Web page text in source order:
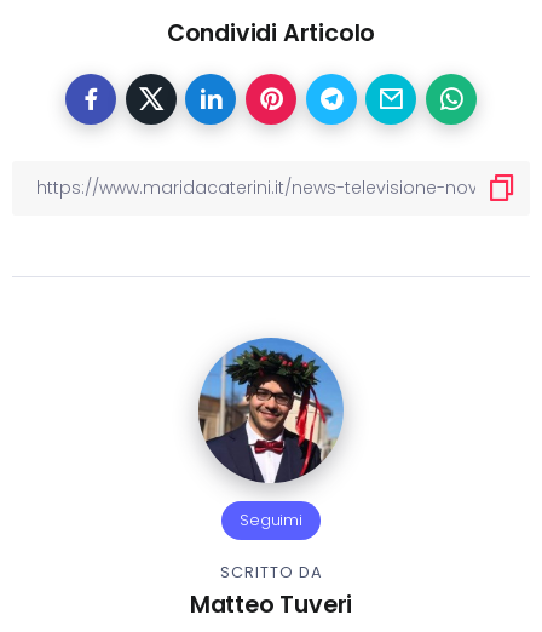
Condividi Articolo
Seguimi
SCRITTO DA
Matteo Tuveri